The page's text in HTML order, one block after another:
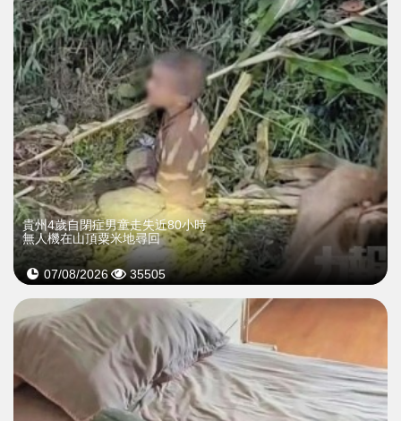
貴州4歲自閉症男童走失近80小時
無人機在山頂粟米地尋回
07/08/2026 35505